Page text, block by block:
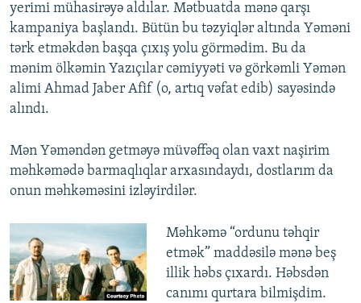
yerimi mühasirəyə aldılar. Mətbuatda mənə qarşı
kampaniya başlandı. Bütün bu təzyiqlər altında Yəməni
tərk etməkdən başqa çıxış yolu görmədim. Bu da
mənim ölkəmin Yazıçılar cəmiyyəti və görkəmli Yəmən
alimi Ahmad Jaber Afif (o, artıq vəfat edib) sayəsində
alındı.
Mən Yəməndən getməyə müvəffəq olan vaxt naşirim
məhkəmədə barmaqlıqlar arxasındaydı, dostlarım da
onun məhkəməsini izləyirdilər.
Məhkəmə “ordunu təhqir
etmək” maddəsilə mənə beş
illik həbs çıxardı. Həbsdən
canımı qurtara bilmişdim.